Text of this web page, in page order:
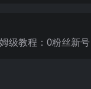
级教程：0粉丝新